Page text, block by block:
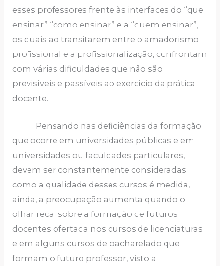
esses professores frente às interfaces do “que
ensinar” “como ensinar” e a “quem ensinar”,
os quais ao transitarem entre o amadorismo
profissional e a profissionalização, confrontam
com várias dificuldades que não são
previsíveis e passíveis ao exercício da prática
docente.
Pensando nas deficiências da formação
que ocorre em universidades públicas e em
universidades ou faculdades particulares,
devem ser constantemente consideradas
como a qualidade desses cursos é medida,
ainda, a preocupação aumenta quando o
olhar recai sobre a formação de futuros
docentes ofertada nos cursos de licenciaturas
e em alguns cursos de bacharelado que
formam o futuro professor, visto a